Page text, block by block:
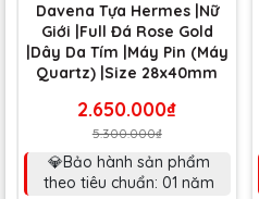
Davena Tựa Hermes |Nữ
Giới |Full Đá Rose Gold
|Dây Da Tím |Máy Pin (Máy
Quartz) |Size 28x40mm
2.650.000₫
5.300.000₫
💎Bảo hành sản phẩm
theo tiêu chuẩn: 01 năm